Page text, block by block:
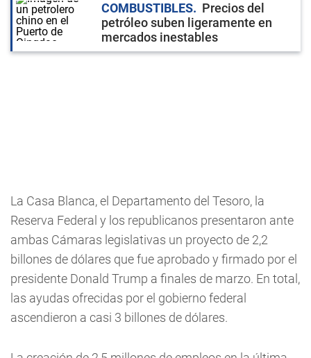
COMBUSTIBLES
Precios del
petróleo suben ligeramente en
mercados inestables
La Casa Blanca, el Departamento del Tesoro, la
Reserva Federal y los republicanos presentaron ante
ambas Cámaras legislativas un proyecto de 2,2
billones de dólares que fue aprobado y firmado por el
presidente Donald Trump a finales de marzo. En total,
las ayudas ofrecidas por el gobierno federal
ascendieron a casi 3 billones de dólares.